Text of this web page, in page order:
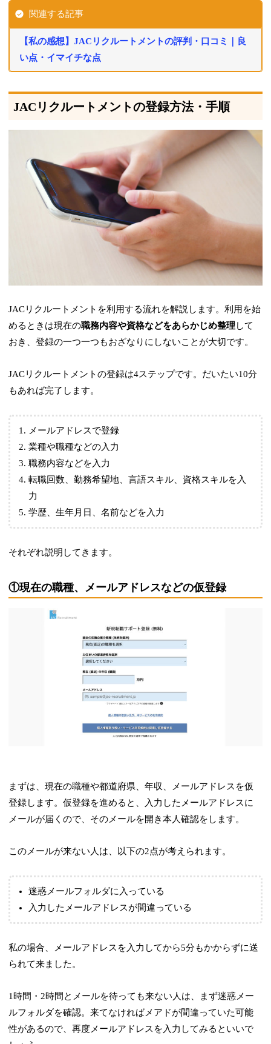
関連する記事
【私の感想】JACリクルートメントの評判・口コミ｜良
い点・イマイチな点
JACリクルートメントの登録方法・手順
JACリクルートメントを利用する流れを解説します。利用を始
めるときは現在の職務内容や資格などをあらかじめ整理して
おき、登録の一つ一つもおざなりにしないことが大切です。
JACリクルートメントの登録は4ステップです。だいたい10分
もあれば完了します。
メールアドレスで登録
業種や職種などの入力
職務内容などを入力
転職回数、勤務希望地、言語スキル、資格スキルを入
力
学歴、生年月日、名前などを入力
それぞれ説明してきます。
①現在の職種、メールアドレスなどの仮登録
まずは、現在の職種や都道府県、年収、メールアドレスを仮
登録します。仮登録を進めると、入力したメールアドレスに
メールが届くので、そのメールを開き本人確認をします。
このメールが来ない人は、以下の2点が考えられます。
迷惑メールフォルダに入っている
入力したメールアドレスが間違っている
私の場合、メールアドレスを入力してから5分もかからずに送
られて来ました。
1時間・2時間とメールを待っても来ない人は、まず迷惑メー
ルフォルダを確認。来てなければメアドが間違っていた可能
性があるので、再度メールアドレスを入力してみるといいで